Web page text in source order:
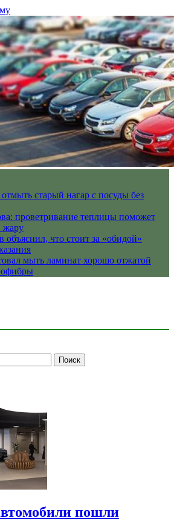
старый нагар с посуды без
проветривание теплицы поможет
жару
объяснил, что стоит за «обидой»
мыть ламинат хорошо отжатой
пошли